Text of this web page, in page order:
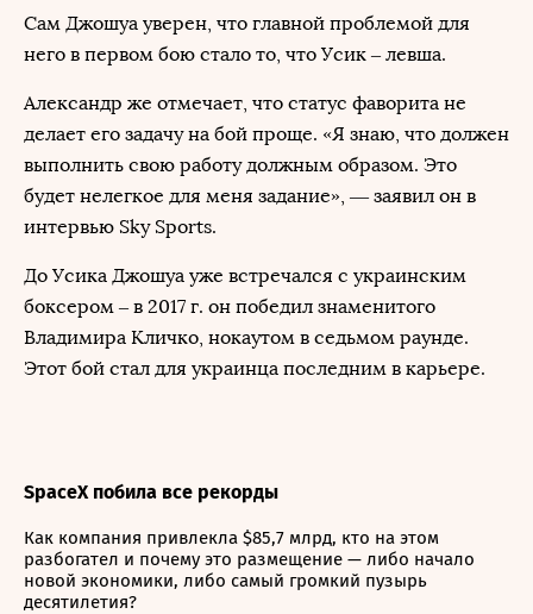
Сам Джошуа уверен, что главной проблемой для
него в первом бою стало то, что Усик – левша.
Александр же отмечает, что статус фаворита не
делает его задачу на бой проще. «Я знаю, что должен
выполнить свою работу должным образом. Это
будет нелегкое для меня задание», — заявил он в
интервью Sky Sports.
До Усика Джошуа уже встречался с украинским
боксером – в 2017 г. он победил знаменитого
Владимира Кличко, нокаутом в седьмом раунде.
Этот бой стал для украинца последним в карьере.
SpaceX побила все рекорды
Как компания привлекла $85,7 млрд, кто на этом
разбогател и почему это размещение — либо начало
новой экономики, либо самый громкий пузырь
десятилетия?